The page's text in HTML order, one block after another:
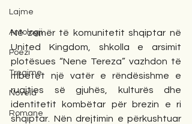
Lajme
Antologji
Poezi
Tregime
Novela
Romane
Në zemër të komunitetit shqiptar në
United Kingdom, shkolla e arsimit
plotësues “Nene Tereza” vazhdon të
mbetet një vatër e rëndësishme e
ruajtjes së gjuhës, kulturës dhe
identitetit kombëtar për brezin e ri
shqiptar. Nën drejtimin e përkushtuar